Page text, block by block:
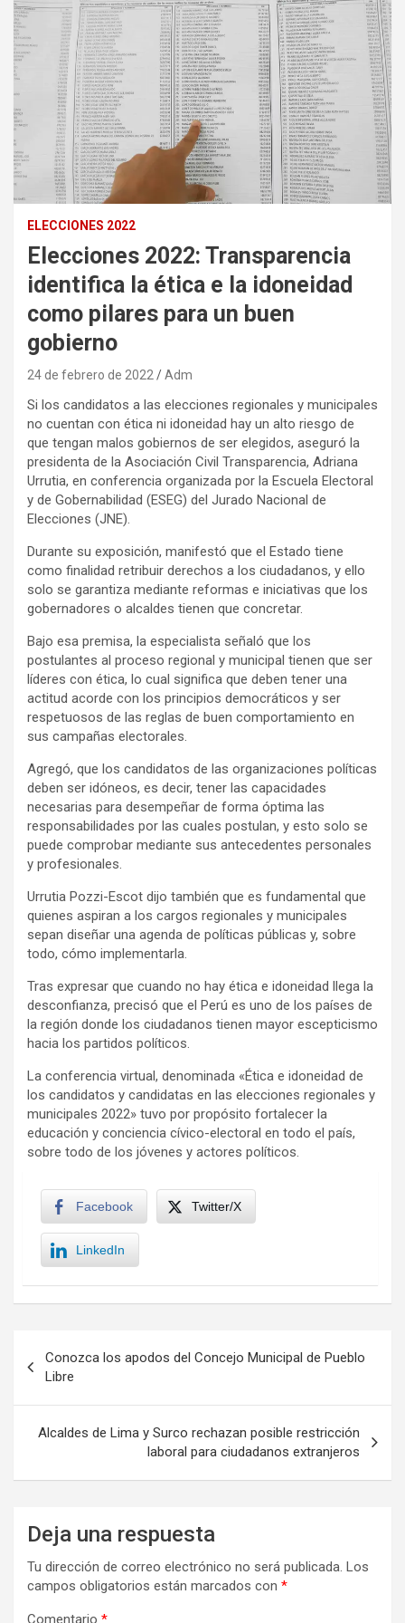
ELECCIONES 2022
Elecciones 2022: Transparencia
identifica la ética e la idoneidad
como pilares para un buen
gobierno
24 de febrero de 2022 Adm
Si los candidatos a las elecciones regionales y municipales
no cuentan con ética ni idoneidad hay un alto riesgo de
que tengan malos gobiernos de ser elegidos, aseguró la
presidenta de la Asociación Civil Transparencia, Adriana
Urrutia, en conferencia organizada por la Escuela Electoral
y de Gobernabilidad (ESEG) del Jurado Nacional de
Elecciones (JNE).
Durante su exposición, manifestó que el Estado tiene
como finalidad retribuir derechos a los ciudadanos, y ello
solo se garantiza mediante reformas e iniciativas que los
gobernadores o alcaldes tienen que concretar.
Bajo esa premisa, la especialista señaló que los
postulantes al proceso regional y municipal tienen que ser
líderes con ética, lo cual significa que deben tener una
actitud acorde con los principios democráticos y ser
respetuosos de las reglas de buen comportamiento en
sus campañas electorales.
Agregó, que los candidatos de las organizaciones políticas
deben ser idóneos, es decir, tener las capacidades
necesarias para desempeñar de forma óptima las
responsabilidades por las cuales postulan, y esto solo se
puede comprobar mediante sus antecedentes personales
y profesionales.
Urrutia Pozzi-Escot dijo también que es fundamental que
quienes aspiran a los cargos regionales y municipales
sepan diseñar una agenda de políticas públicas y, sobre
todo, cómo implementarla.
Tras expresar que cuando no hay ética e idoneidad llega la
desconfianza, precisó que el Perú es uno de los países de
la región donde los ciudadanos tienen mayor escepticismo
hacia los partidos políticos.
La conferencia virtual, denominada «Ética e idoneidad de
los candidatos y candidatas en las elecciones regionales y
municipales 2022» tuvo por propósito fortalecer la
educación y conciencia cívico-electoral en todo el país,
sobre todo de los jóvenes y actores políticos.
Facebook Twitter/X
LinkedIn
de
entradas
Conozca los apodos del Concejo Municipal de Pueblo
Libre
Alcaldes de Lima y Surco rechazan posible restricción
laboral para ciudadanos extranjeros
Deja una respuesta
Tu dirección de correo electrónico no será publicada. Los
campos obligatorios están marcados con *
Comentario *